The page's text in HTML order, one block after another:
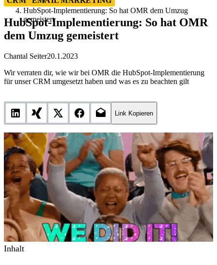
CRM
HubSpot-Implementierung: So hat OMR dem Umzug
gemeistert
HubSpot-Implementierung: So hat OMR
dem Umzug gemeistert
Chantal Seiter20.1.2023
Wir verraten dir, wie wir bei OMR die HubSpot-Implementierung
für unser CRM umgesetzt haben und was es zu beachten gilt
Link Kopieren
Inhalt